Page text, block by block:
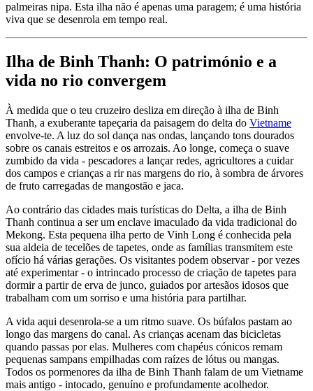
palmeiras nipa. Esta ilha não é apenas uma paragem; é uma história
viva que se desenrola em tempo real.
Ilha de Binh Thanh: O património e a
vida no rio convergem
À medida que o teu cruzeiro desliza em direção à ilha de Binh
Thanh, a exuberante tapeçaria da paisagem do delta do Vietname
envolve-te. A luz do sol dança nas ondas, lançando tons dourados
sobre os canais estreitos e os arrozais. Ao longe, começa o suave
zumbido da vida - pescadores a lançar redes, agricultores a cuidar
dos campos e crianças a rir nas margens do rio, à sombra de árvores
de fruto carregadas de mangostão e jaca.
Ao contrário das cidades mais turísticas do Delta, a ilha de Binh
Thanh continua a ser um enclave imaculado da vida tradicional do
Mekong. Esta pequena ilha perto de Vinh Long é conhecida pela
sua aldeia de tecelões de tapetes, onde as famílias transmitem este
ofício há várias gerações. Os visitantes podem observar - por vezes
até experimentar - o intrincado processo de criação de tapetes para
dormir a partir de erva de junco, guiados por artesãos idosos que
trabalham com um sorriso e uma história para partilhar.
A vida aqui desenrola-se a um ritmo suave. Os búfalos pastam ao
longo das margens do canal. As crianças acenam das bicicletas
quando passas por elas. Mulheres com chapéus cónicos remam
pequenas sampans empilhadas com raízes de lótus ou mangas.
Todos os pormenores da ilha de Binh Thanh falam de um Vietname
mais antigo - intocado, genuíno e profundamente acolhedor.